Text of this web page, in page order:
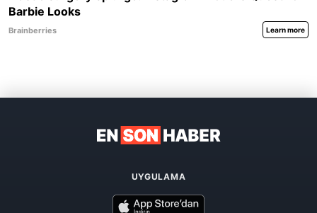
UYGULAMA